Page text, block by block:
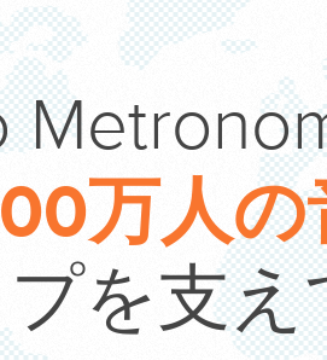
万人
プを支